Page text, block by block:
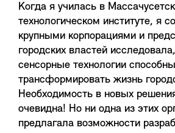
Когда я училась в
технологическом институте, я
крупными корпорациями и
городских властей
сенсорные технологии
трансформировать жизнь
Необходимость в новых
очевидна! Но ни одна из этих
предлагала возможности